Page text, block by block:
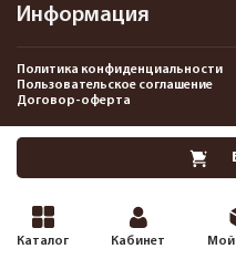
Каталог Кабинет Мой
Информация
Политика конфиденциальности
Пользовательское соглашение
Договор-оферта
2013-2026 Интернет-магазин
Pnevmat24.ru. Все права